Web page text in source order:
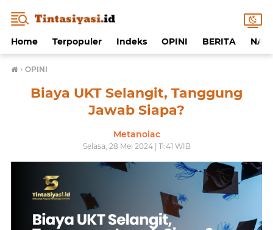
Home Terpopuler Indeks OPINI BERITA
› OPINI
Biaya UKT Selangit, Tanggung
Jawab Siapa?
Metanoiac
Selasa, 28 Mei 2024 | 11:41 WIB